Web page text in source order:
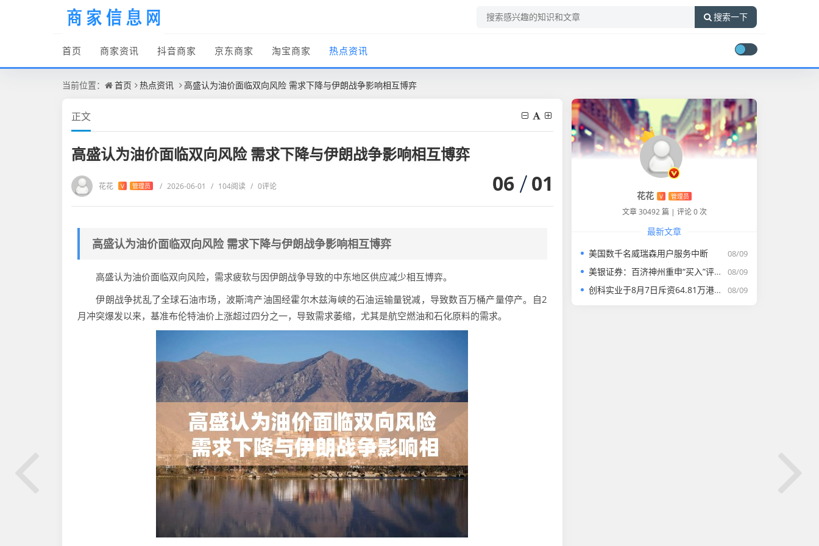
搜索一下
首页 商家资讯 抖音商家 京东商家 淘宝商家 热点资讯
当前位置： 首页 热点资讯 高盛认为油价面临双向风险 需求下降与伊朗战争影响相互博弈
正文
高盛认为油价面临双向风险 需求下降与伊朗战争影响相互博弈
花花 V 管理员 / 2026-06-01 / 104阅读 / 0评论 06 01
高盛认为油价面临双向风险 需求下降与伊朗战争影响相互博弈
高盛认为油价面临双向风险，需求疲软与因伊朗战争导致的中东地区供应减少相互博弈。
伊朗战争扰乱了全球石油市场，波斯湾产油国经霍尔木兹海峡的石油运输量锐减，导致数百万桶产量停产。自2
月冲突爆发以来，基准布伦特油价上涨超过四分之一，导致需求萎缩，尤其是航空燃油和石化原料的需求。
花花 V 管理员
文章 30492 篇 | 评论 0 次
最新文章
08/09
美国数千名威瑞森用户服务中断
08/09
美银证券：百济神州重申“买入”评级 目标价升至255.43港元
08/09
创科实业于8月7日斥资64.81万港元回购4500股